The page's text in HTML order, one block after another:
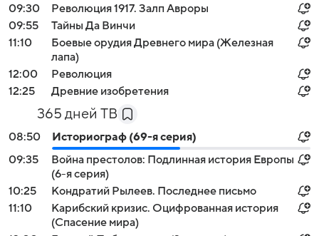
09:30
Революция 1917. Залп Авроры
09:55
Тайны Да Винчи
11:10
Боевые орудия Древнего мира (Железная
лапа)
12:00
Революция
12:25
Древние изобретения
365 дней ТВ
08:50
Историограф (69-я серия)
09:35
Война престолов: Подлинная история Европы
(6-я серия)
10:25
Кондратий Рылеев. Последнее письмо
11:10
Карибский кризис. Оцифрованная история
(Спасение мира)